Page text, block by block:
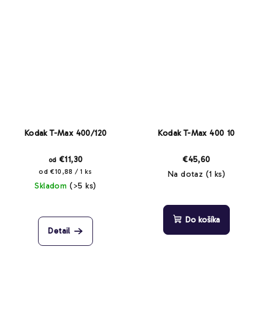
Kodak T-Max 400/120
od €11,30
Jednotková
cena:
od €10,88 / 1 ks
Skladom (>5 ks)
Detail
Kodak T-Max 400 10
€45,60
Na dotaz (1 ks)
Do košíka